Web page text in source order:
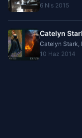
geleceğini
6 Nis 2015
Catelyn
Catelyn Stark,
10 Haz 2014